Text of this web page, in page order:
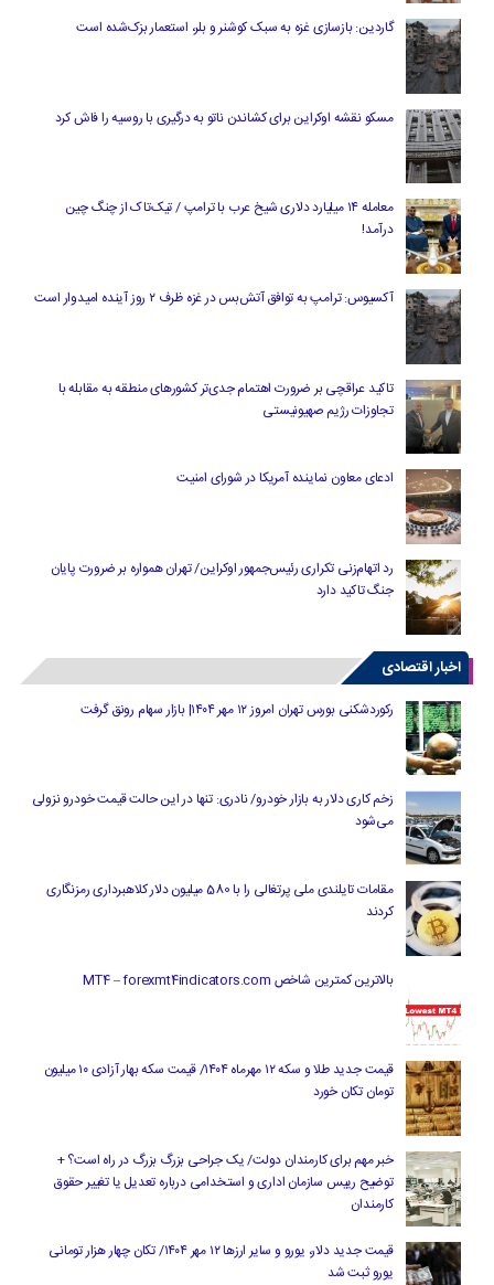
گاردین: بازسازی غزه به سبک کوشنر و بلر، استعمار بزک‌شده است
مسکو نقشه اوکراین برای کشاندن ناتو به درگیری با روسیه را فاش کرد
معامله ۱۴ میلیارد دلاری شیخ عرب با ترامپ / تیک‌تاک از چنگ چین
درآمد!
آکسیوس: ترامپ به توافق آتش‌بس در غزه ظرف ۲ روز آینده امیدوار است
تاکید عراقچی بر ضرورت اهتمام جدی‌تر کشورهای منطقه به مقابله با
تجاوزات رژیم صهیونیستی
ادعای معاون نماینده آمریکا در شورای امنیت
رد اتهام‌زنی تکراری رئیس‌جمهور اوکراین/ تهران همواره بر ضرورت پایان
جنگ تاکید دارد
اخبار اقتصادی
رکوردشکنی بورس تهران امروز ۱۲ مهر ۱۴۰۴| بازار سهام رونق گرفت
زخم کاری دلار به بازار خودرو/ نادری: تنها در این حالت قیمت خودرو نزولی
می‌شود
مقامات تایلندی ملی پرتغالی را با 580 میلیون دلار کلاهبرداری رمزنگاری
کردند
بالاترین کمترین شاخص MT4 – forexmt4indicators.com
قیمت جدید طلا و سکه ۱۲ مهرماه ۱۴۰۴/ قیمت سکه بهار آزادی ۱۰ میلیون
تومان تکان خورد
خبر مهم برای کارمندان دولت/ یک جراحی بزرگ بزرگ در راه است؟ +
توضیح رییس سازمان اداری و استخدامی درباره تعدیل یا تغییر حقوق
کارمندان
قیمت جدید دلار، یورو و سایر ارزها ۱۲ مهر ۱۴۰۴/ تکان چهار هزار تومانی
یورو ثبت شد